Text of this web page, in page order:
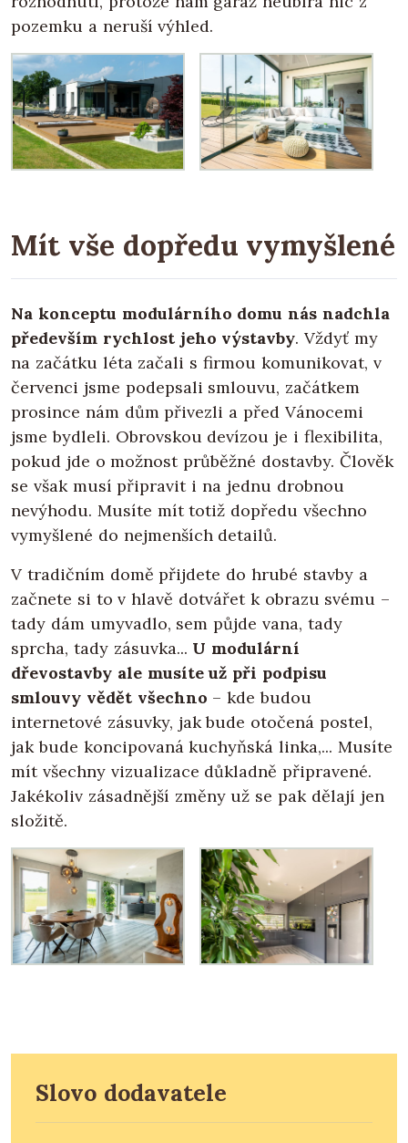
pozemku a neruší výhled.
Mít vše dopředu vymyšlené
Na konceptu modulárního domu nás nadchla
především rychlost jeho výstavby. Vždyť my
na začátku léta začali s firmou komunikovat, v
červenci jsme podepsali smlouvu, začátkem
prosince nám dům přivezli a před Vánocemi
jsme bydleli. Obrovskou devízou je i flexibilita,
pokud jde o možnost průběžné dostavby. Člověk
se však musí připravit i na jednu drobnou
nevýhodu. Musíte mít totiž dopředu všechno
vymyšlené do nejmenších detailů.
V tradičním domě přijdete do hrubé stavby a
začnete si to v hlavě dotvářet k obrazu svému –
tady dám umyvadlo, sem půjde vana, tady
sprcha, tady zásuvka... U modulární
dřevostavby ale musíte už při podpisu
smlouvy vědět všechno – kde budou
internetové zásuvky, jak bude otočená postel,
jak bude koncipovaná kuchyňská linka,... Musíte
mít všechny vizualizace důkladně připravené.
Jakékoliv zásadnější změny už se pak dělají jen
složitě.
Slovo dodavatele